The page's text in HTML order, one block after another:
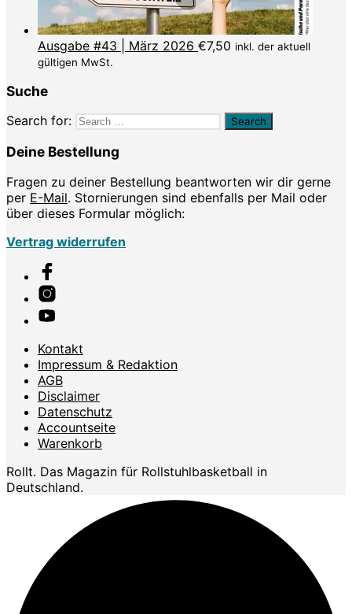
Ausgabe #43 | März 2026 €7,50 inkl. der aktuell
gültigen MwSt.
Suche
Search for:
Deine Bestellung
Fragen zu deiner Bestellung beantworten wir dir gerne
per E-Mail. Stornierungen sind ebenfalls per Mail oder
über dieses Formular möglich:
Vertrag widerrufen
Kontakt
Impressum & Redaktion
AGB
Disclaimer
Datenschutz
Accountseite
Warenkorb
Rollt. Das Magazin für Rollstuhlbasketball in
Deutschland.